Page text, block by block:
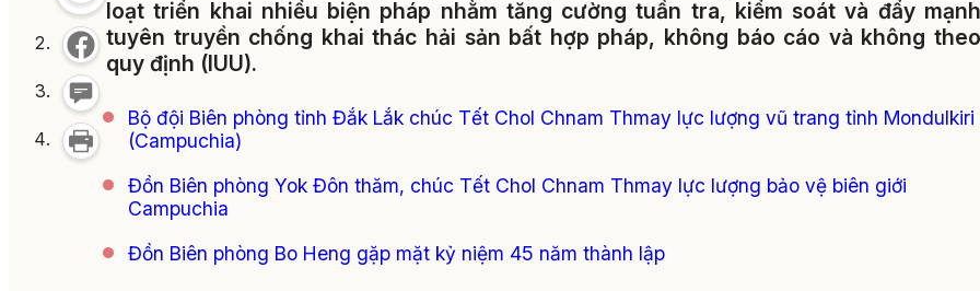
loạt triển khai nhiều biện pháp nhằm tăng cường tuần tra, kiểm soát và đẩy mạnh
tuyên truyền chống khai thác hải sản bất hợp pháp, không báo cáo và không theo
quy định (IUU).
Bộ đội Biên phòng tỉnh Đắk Lắk chúc Tết Chol Chnam Thmay lực lượng vũ trang tỉnh Mondulkiri
(Campuchia)
Đồn Biên phòng Yok Đôn thăm, chúc Tết Chol Chnam Thmay lực lượng bảo vệ biên giới
Campuchia
Đồn Biên phòng Bo Heng gặp mặt kỷ niệm 45 năm thành lập